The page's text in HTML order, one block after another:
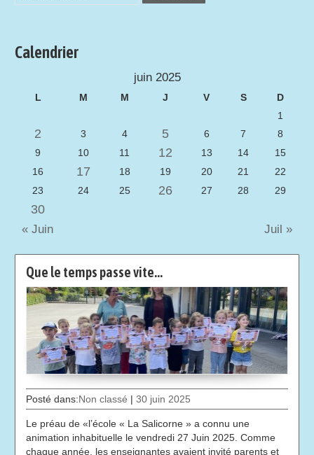
Que le temps passe vite…
Posté dans:Non classé | 30 juin 2025
Le préau de «l’école « La Salicorne » a connu une
animation inhabituelle le vendredi 27 Juin 2025. Comme
chaque année, les enseignantes avaient invité parents et
Calendrier
juin 2025
L M M J V S
D
1
2 3 4 5 6 7
8
9
10 11 12 13 14
15
16
17 18 19 20 21
22
23
24 25 26 27 28 29
30
« Juin Juil »